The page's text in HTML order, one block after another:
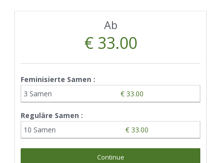
Ab
€ 33.00
Feminisierte Samen :
3 Samen
€ 33.00
Reguläre Samen :
10 Samen
€ 33.00
Continue